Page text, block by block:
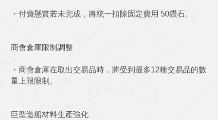
・付費懸賞若未完成，將統一扣除固定費用 50鑽石。
商會倉庫限制調整
・商會倉庫在取出交易品時，將受到最多12種交易品的數
量上限限制。
巨型造船材料生產強化